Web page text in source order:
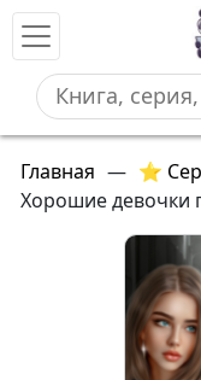
Главная — ⭐
Хорошие девочки